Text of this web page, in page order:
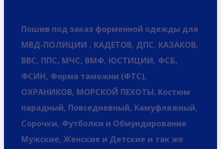
Пошив под заказ форменной одежды для
МВД-ПОЛИЦИИ , КАДЕТОВ, ДПС, КАЗАКОВ,
ВВС, ППС, МЧС, ВМФ, ЮСТИЦИИ, ФСБ,
ФСИН, Форма таможни (ФТС),
ОХРАНИКОВ, МОРСКОЙ ПЕХОТЫ. Костюм
парадный, Повседневный, Камуфляжный,
Сорочки, Футболки и Обмундирование
Мужские, Женские и Детские и так же